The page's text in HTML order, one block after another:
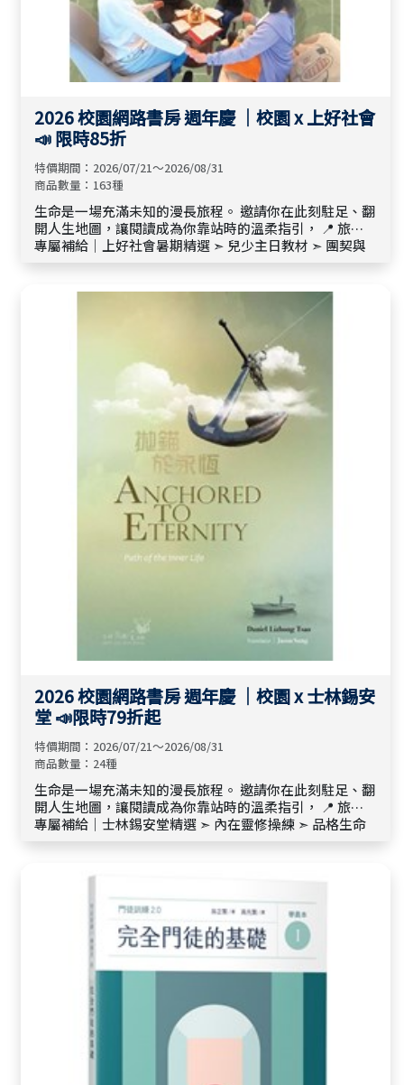
2026 校園網路書房 週年慶 ｜校園 x 上好社會
📣 限時85折
特價期間：2026/07/21～2026/08/31
商品數量：163種
生命是一場充滿未知的漫長旅程。 邀請你在此刻駐足、翻
開人生地圖，讓閱讀成為你靠站時的溫柔指引， 📍 旅程
專屬補給｜上好社會暑期精選 ➣ 兒少主日教材 ➣ 團契與
2026 校園網路書房 週年慶 ｜校園 x 士林錫安
堂 📣限時79折起
特價期間：2026/07/21～2026/08/31
商品數量：24種
生命是一場充滿未知的漫長旅程。 邀請你在此刻駐足、翻
開人生地圖，讓閱讀成為你靠站時的溫柔指引， 📍 旅程
專屬補給｜士林錫安堂精選 ➣ 內在靈修操練 ➣ 品格生命